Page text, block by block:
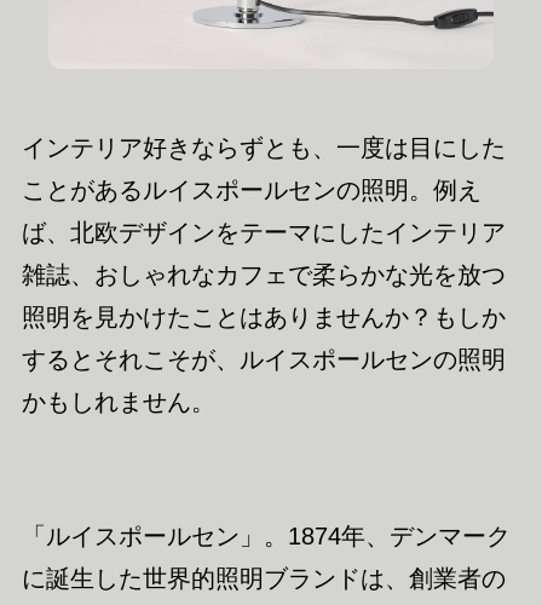
インテリア好きならずとも、一度は目にした
ことがあるルイスポールセンの照明。例え
ば、北欧デザインをテーマにしたインテリア
雑誌、おしゃれなカフェで柔らかな光を放つ
照明を見かけたことはありませんか？もしか
するとそれこそが、ルイスポールセンの照明
かもしれません。
「ルイスポールセン」。1874年、デンマーク
に誕生した世界的照明ブランドは、創業者の